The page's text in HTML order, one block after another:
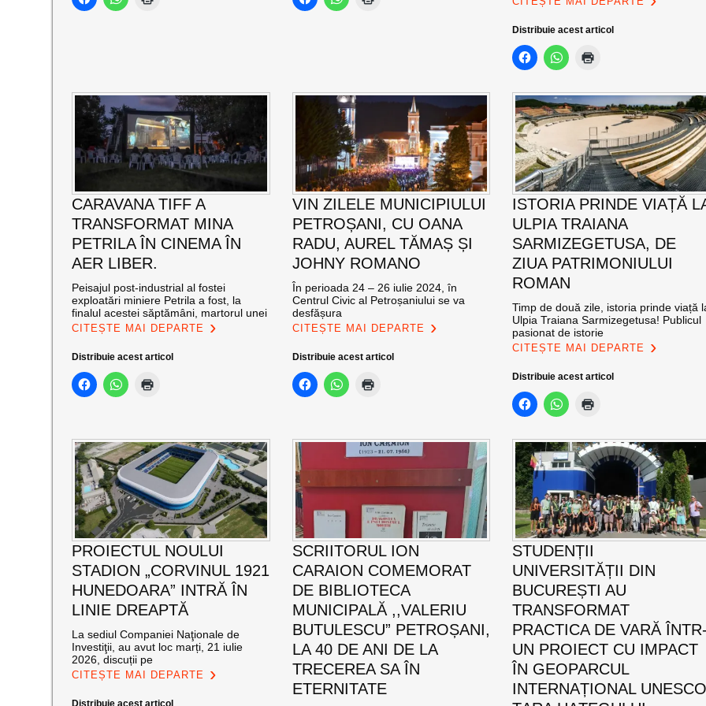
Distribuie acest articol
CARAVANA TIFF A
TRANSFORMAT MINA
PETRILA ÎN CINEMA ÎN
AER LIBER.
Peisajul post-industrial al fostei
exploatări miniere Petrila a fost, la
finalul acestei săptămâni, martorul unei
CITEȘTE MAI DEPARTE
Distribuie acest articol
VIN ZILELE MUNICIPIULUI
PETROȘANI, CU OANA
RADU, AUREL TĂMAȘ ȘI
JOHNY ROMANO
În perioada 24 – 26 iulie 2024, în
Centrul Civic al Petroșaniului se va
desfășura
CITEȘTE MAI DEPARTE
Distribuie acest articol
ISTORIA PRINDE VIAȚĂ
ULPIA TRAIANA
SARMIZEGETUSA, DE
ZIUA PATRIMONIULUI
ROMAN
Timp de două zile, istoria prinde viață
Ulpia Traiana Sarmizegetusa! Publicul
pasionat de istorie
CITEȘTE MAI DEPARTE
Distribuie acest articol
PROIECTUL NOULUI
STADION „CORVINUL 1921
HUNEDOARA” INTRĂ ÎN
LINIE DREAPTĂ
La sediul Companiei Naţionale de
Investiţii, au avut loc marți, 21 iulie
2026, discuții pe
CITEȘTE MAI DEPARTE
Distribuie acest articol
SCRIITORUL ION
CARAION COMEMORAT
DE BIBLIOTECA
MUNICIPALĂ ,,VALERIU
BUTULESCU” PETROȘANI,
LA 40 DE ANI DE LA
TRECEREA SA ÎN
ETERNITATE
STUDENȚII
UNIVERSITĂȚII DIN
BUCUREȘTI AU
TRANSFORMAT
PRACTICA DE VARĂ
UN PROIECT CU IMPACT
ÎN GEOPARCUL
INTERNAȚIONAL